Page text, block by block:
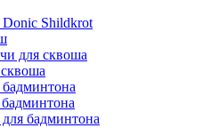
Shildkrot
для сквоша
бадминтона
бадминтона